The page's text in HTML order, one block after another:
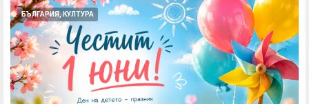
БЪЛГАРИЯ, КУЛТУРА